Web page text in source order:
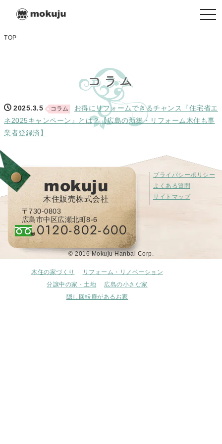
TOP
コラム
2025.3.5 コラム
お得にリフォームできるチャンス『住宅省エ
ネ2025キャンペーン』とは？【広島の新築・リフォーム木住も事
業者登録済】
mokuju
木住販売株式会社
〒730-0803
広島市中区広瀬北町8-6
0120-802-600
プライバシーポリシー
よくある質問
サイトマップ
© 2016 Mokuju Hanbai Corp.
木住の家づくり リフォーム・リノベーション
分譲中の家・土地 広島の小さな家
隠し回転扉があるお家